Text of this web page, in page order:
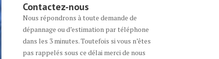
Contactez-nous
Nous répondrons à toute demande de
dépannage ou d’estimation par téléphone
dans les 3 minutes. Toutefois si vous n’êtes
pas rappelés sous ce délai merci de nous